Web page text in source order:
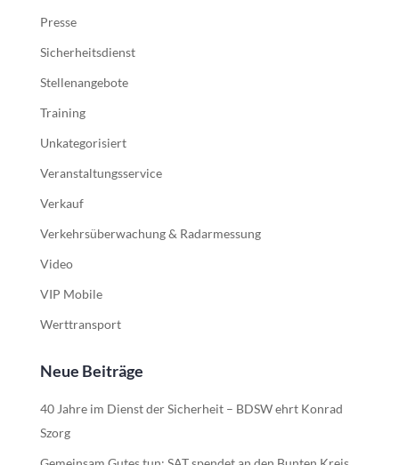
Presse
Sicherheitsdienst
Stellenangebote
Training
Unkategorisiert
Veranstaltungsservice
Verkauf
Verkehrsüberwachung & Radarmessung
Video
VIP Mobile
Werttransport
Neue Beiträge
40 Jahre im Dienst der Sicherheit – BDSW ehrt Konrad
Szorg